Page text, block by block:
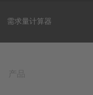
需求量计算器